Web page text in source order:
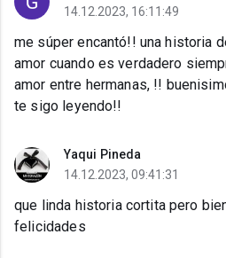
14.12.2023, 16:11:49
me súper encantó!! una historia
amor cuando es verdadero
amor entre hermanas, !!
te sigo leyendo!!
Yaqui Pineda
14.12.2023, 09:41:31
que linda historia cortita pero
felicidades